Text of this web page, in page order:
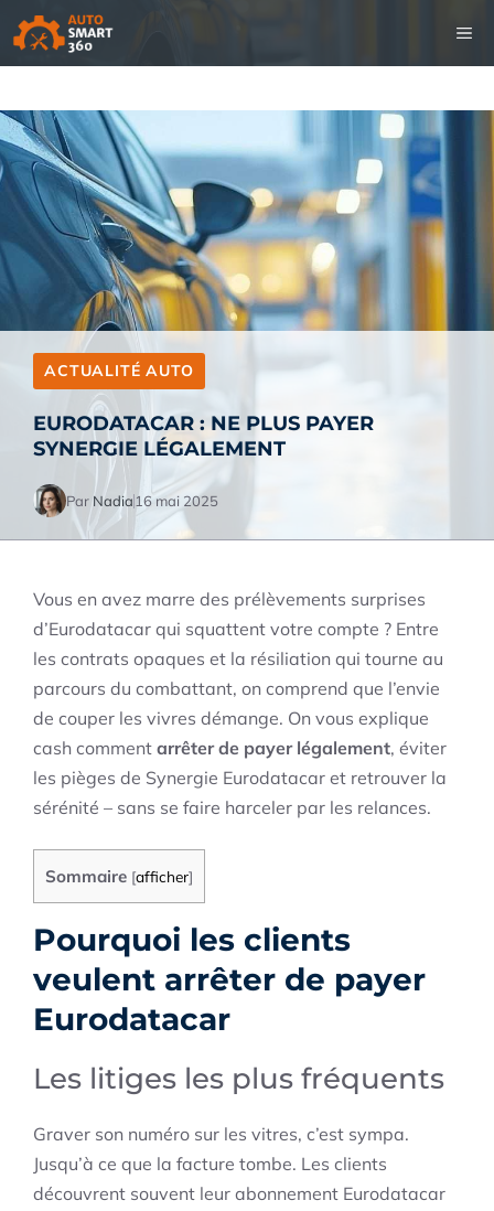
Aller
au
contenu
ACTUALITÉ AUTO
EURODATACAR : NE PLUS PAYER
SYNERGIE LÉGALEMENT
Par Nadia 16 mai 2025
Vous en avez marre des prélèvements surprises
d’Eurodatacar qui squattent votre compte ? Entre
les contrats opaques et la résiliation qui tourne au
parcours du combattant, on comprend que l’envie
de couper les vivres démange. On vous explique
cash comment arrêter de payer légalement, éviter
les pièges de Synergie Eurodatacar et retrouver la
sérénité – sans se faire harceler par les relances.
Sommaire [afficher]
Pourquoi les clients
veulent arrêter de payer
Eurodatacar
Les litiges les plus fréquents
Graver son numéro sur les vitres, c’est sympa.
Jusqu’à ce que la facture tombe. Les clients
découvrent souvent leur abonnement Eurodatacar